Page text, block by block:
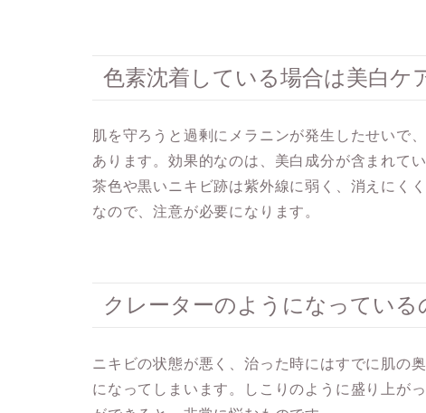
色素沈着している場合は美白ケ
肌を守ろうと過剰にメラニンが発生したせいで
あります。効果的なのは、 美白成分が含まれて
茶色や黒いニキビ跡は紫外線に弱く、消えにく
なので、注意が必要になります。
クレーターのようになってい
ニキビの状態が悪く、治った時にはすでに肌の
になってしまいます。しこりのように盛り上が